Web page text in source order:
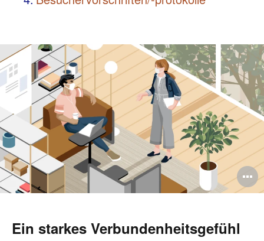
Ein starkes Verbundenheitsgefühl